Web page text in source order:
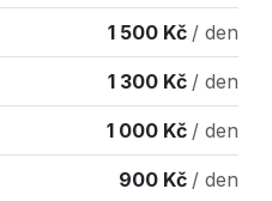
1 500 Kč / den
1 300 Kč / den
1 000 Kč / den
900 Kč / den